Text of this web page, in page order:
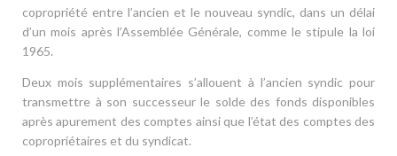
copropriété entre l’ancien et le nouveau syndic, dans un délai
d’un mois après l’Assemblée Générale, comme le stipule la loi
1965.
Deux mois supplémentaires s’allouent à l’ancien syndic pour
transmettre à son successeur le solde des fonds disponibles
après apurement des comptes ainsi que l’état des comptes des
copropriétaires et du syndicat.